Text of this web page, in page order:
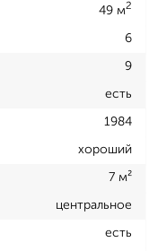
49 м2
6
9
есть
1984
хороший
7 м²
центральное
есть